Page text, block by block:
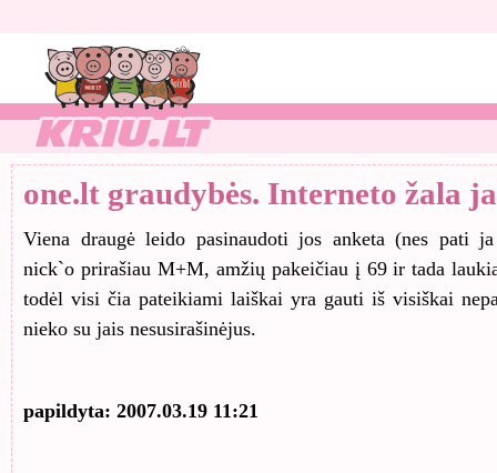
one.lt graudybės. Interneto žala
Viena draugė leido pasinaudoti jos anketa (nes pati
nick`o prirašiau M+M, amžių pakeičiau į 69 ir tada
todėl visi čia pateikiami laiškai yra gauti iš visiškai
nieko su jais nesusirašinėjus.
papildyta: 2007.03.19 11:21